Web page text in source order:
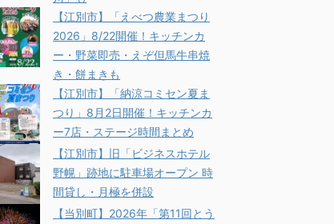
【江別市】「えべつ農業まつり
2026」8/22開催！キッチンカ
ー・野菜即売・えぞ但馬牛串焼
き・餅まきも
【江別市】「納涼コミセン夏ま
つり」8月2日開催！キッチンカ
ー7店・ステージ時間まとめ
【江別市】旧「ビジネスホテル
野幌」跡地に駐車場オープン 時
間貸し・月極を併設
【当別町】2026年「第11回とう